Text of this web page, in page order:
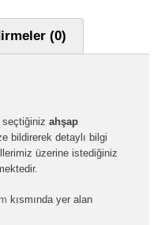
(0)
seçtiğiniz ahşap
bildirerek detaylı bilgi
üzerine istediğiniz
kısmında yer alan